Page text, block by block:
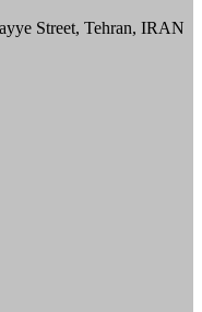
Street, Tehran, IRAN